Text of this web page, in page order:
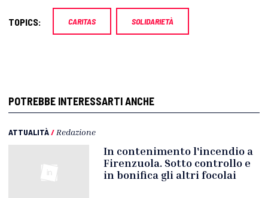
TOPICS: CARITAS SOLIDARIETÀ
POTREBBE INTERESSARTI ANCHE
ATTUALITÀ/ Redazione
In contenimento l'incendio a
Firenzuola. Sotto controllo e
in bonifica gli altri focolai